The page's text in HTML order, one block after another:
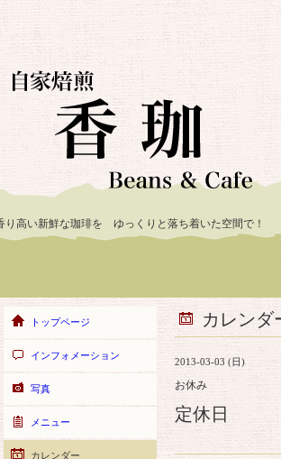
り高い新鮮な珈琲を ゆっくりと落ち着いた空間で！
カレンダ
2013-03-03 (日)
お休み
定休日
トップページ
インフォメーション
写真
メニュー
カレンダー